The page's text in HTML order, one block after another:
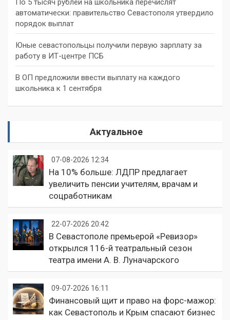
По 5 тысяч рублей на школьника перечислят
автоматически: правительство Севастополя утвердило
порядок выплат
Юные севастопольцы получили первую зарплату за
работу в ИТ-центре ПСБ
В ОП предложили ввести выплату на каждого
школьника к 1 сентября
Актуальное
07-08-2026 12:34
На 10% больше: ЛДПР предлагает
увеличить пенсии учителям, врачам и
соцработникам
22-07-2026 20:42
В Севастополе премьерой «Ревизор»
открылся 116-й театральный сезон
театра имени А. В. Луначарского
09-07-2026 16:11
Финансовый щит и право на форс-мажор:
как Севастополь и Крым спасают бизнес